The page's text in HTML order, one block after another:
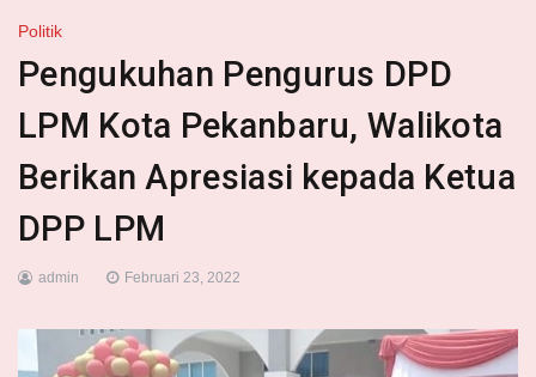
Politik
Pengukuhan Pengurus DPD
LPM Kota Pekanbaru, Walikota
Berikan Apresiasi kepada Ketua
DPP LPM
admin Februari 23, 2022